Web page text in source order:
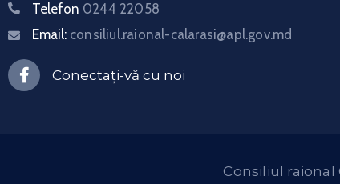
Telefon 0244 22058
Email: consiliul.raional-calarasi@apl.gov.md
Conectați-vă cu noi
Consiliul raional